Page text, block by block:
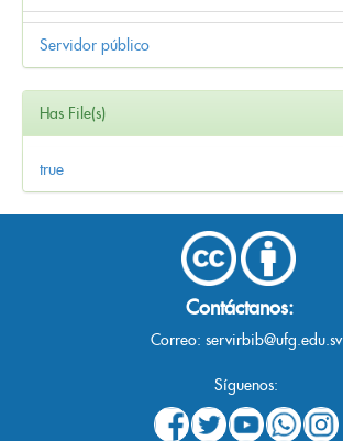
Servidor público
Has File(s)
true
Contáctanos:
Correo: servirbib@ufg.edu.sv
Síguenos: